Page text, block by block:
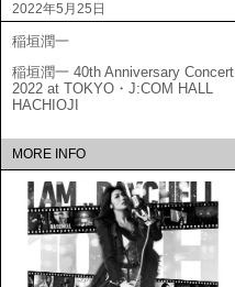
2022年5月25日
稲垣潤一
稲垣潤一 40th Anniversary Concert
2022 at TOKYO・J:COM HALL
HACHIOJI
MORE INFO